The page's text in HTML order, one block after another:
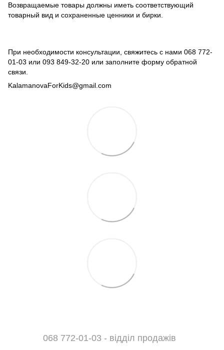
Возвращаемые товары должны иметь соответствующий
товарный вид и сохраненные ценники и бирки.
При необходимости консультации, свяжитесь с нами 068 772-
01-03 или 093 849-32-20 или заполните форму обратной
связи.
KalamanovaForKids@gmail.com
068 772-01-03 - відділ продажів